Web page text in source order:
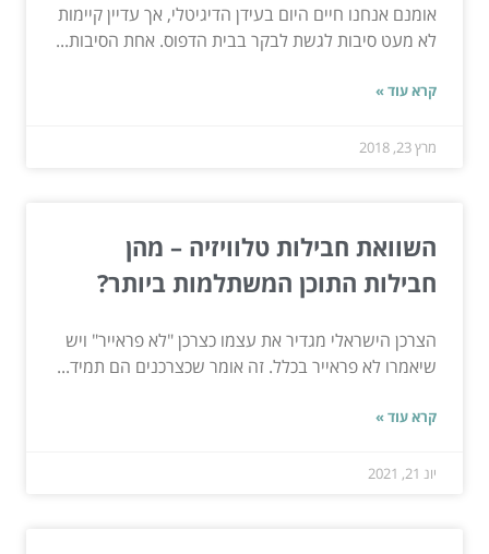
אומנם אנחנו חיים היום בעידן הדיגיטלי, אך עדיין קיימות
לא מעט סיבות לגשת לבקר בבית הדפוס. אחת הסיבות...
קרא עוד »
מרץ 23, 2018
השוואת חבילות טלוויזיה – מהן
חבילות התוכן המשתלמות ביותר?
הצרכן הישראלי מגדיר את עצמו כצרכן "לא פראייר" ויש
שיאמרו לא פראייר בכלל. זה אומר שכצרכנים הם תמיד...
קרא עוד »
יונ 21, 2021